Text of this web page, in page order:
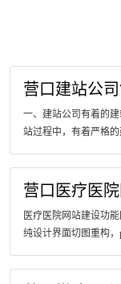
营口建站公
一、建站公司有着的
站过程中，有着严格
营口医疗医
医疗医院网站建设功
纯设计界面切图重构